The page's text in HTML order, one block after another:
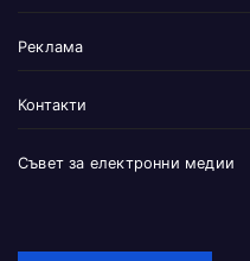
Реклама
Контакти
Съвет за електронни медии